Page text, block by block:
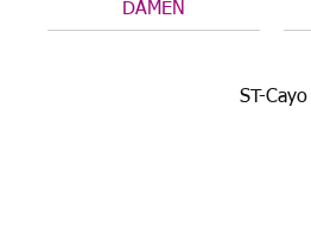
DAMEN
ST-Cayo